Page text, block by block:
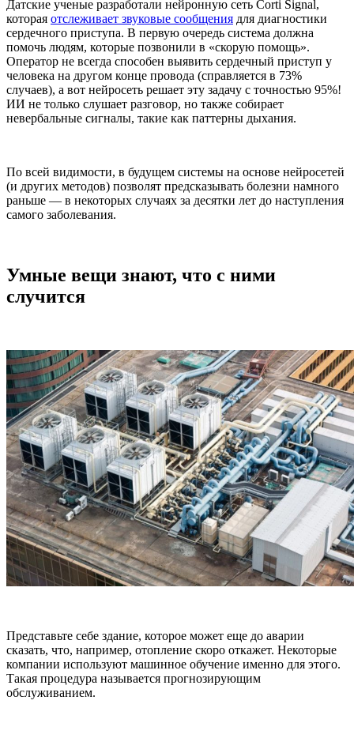
Датские ученые разработали нейронную сеть Corti Signal,
которая отслеживает звуковые сообщения для диагностики
сердечного приступа. В первую очередь система должна
помочь людям, которые позвонили в «скорую помощь».
Оператор не всегда способен выявить сердечный приступ у
человека на другом конце провода (справляется в 73%
случаев), а вот нейросеть решает эту задачу с точностью 95%!
ИИ не только слушает разговор, но также собирает
невербальные сигналы, такие как паттерны дыхания.
По всей видимости, в будущем системы на основе нейросетей
(и других методов) позволят предсказывать болезни намного
раньше — в некоторых случаях за десятки лет до наступления
самого заболевания.
Умные вещи знают, что с ними
случится
Представьте себе здание, которое может еще до аварии
сказать, что, например, отопление скоро откажет. Некоторые
компании используют машинное обучение именно для этого.
Такая процедура называется прогнозирующим
обслуживанием.